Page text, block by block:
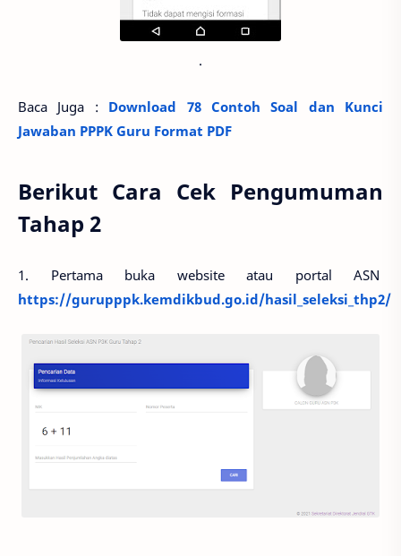
.
Baca Juga : Download 78 Contoh Soal dan Kunci
Jawaban PPPK Guru Format PDF
Berikut Cara Cek Pengumuman
Tahap 2
1. Pertama buka website atau portal ASN
https://gurupppk.kemdikbud.go.id/hasil_seleksi_thp2/